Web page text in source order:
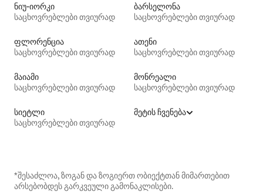
ნიუ-იორკი
საცხოვრებლები თვიურად
ბარსელონა
საცხოვრებლები თვიურად
ფლორენცია
საცხოვრებლები თვიურად
ათენი
საცხოვრებლები თვიურად
მაიამი
საცხოვრებლები თვიურად
მონრეალი
საცხოვრებლები თვიურად
სიეტლი
საცხოვრებლები თვიურად
მეტის ჩვენება
*შესაძლოა, ზოგან და ზოგიერთ ობიექტთან მიმართებით
არსებობდეს გარკვეული გამონაკლისები.